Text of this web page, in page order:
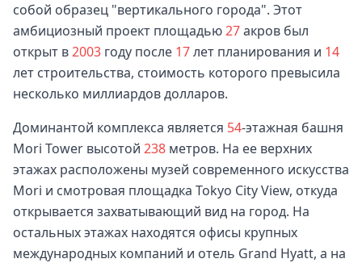
собой образец "вертикального города". Этот
амбициозный проект площадью27акров был
открыт в2003 году после 17лет планирования и 14
лет строительства, стоимость которого превысила
несколько миллиардов долларов.
Доминантой комплекса является 54-этажная башня
Mori Tower высотой 238 метров. На ее верхних
этажах расположены музей современного искусства
Mori и смотровая площадка Tokyo City View, откуда
открывается захватывающий вид на город. На
остальных этажах находятся офисы крупных
международных компаний и отель Grand Hyatt, а на